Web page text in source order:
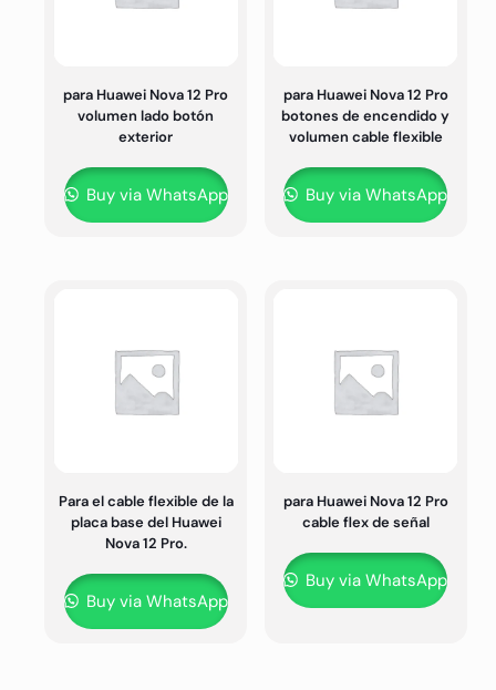
para Huawei Nova 12 Pro
volumen lado botón
exterior
Buy via WhatsApp
para Huawei Nova 12 Pro
botones de encendido y
volumen cable flexible
Buy via WhatsApp
Para el cable flexible de la
placa base del Huawei
Nova 12 Pro.
Buy via WhatsApp
para Huawei Nova 12 Pro
cable flex de señal
Buy via WhatsApp